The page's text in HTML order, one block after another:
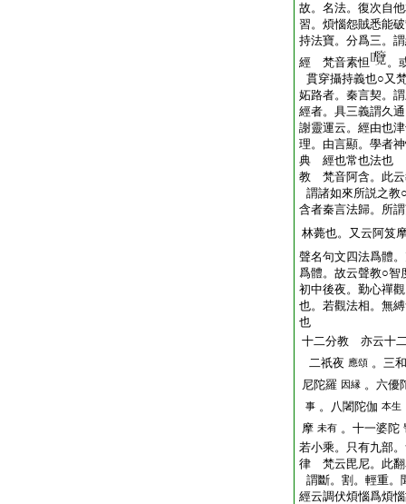
故。名法。復次自
習。煩惱怨賊悉能
持法寶。分爲三。
經 梵音素怛
。
貫穿攝持義也○又
妬路者。秦言契。
經者。具三義謂久
謝靈運云。經由也
理。由言顯。學者
典 經也常也法也
教 梵音阿含。此云
謂諸如來所説之教
含者秦言法歸。所
林薨也。又云阿笈
聲名句文四法爲體
爲體。故云聲教○智
初中後夜。勤心禪
也。若觀法相。無
也
十二分教 亦云十
二祇夜 應頌 。三
尼陀羅 因縁 。六優
事 。八闍陀伽 本生
摩 未有 。十一婆陀
若小乘。只有九部
律 梵云毘尼。此翻
謂斷。割。輕重。
經云調伏煩惱爲煩